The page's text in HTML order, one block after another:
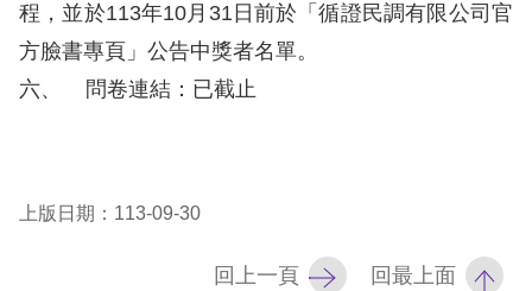
陳
情
申
權
程，並於113年10月31日前於「循證民調有限公司官
方臉書專頁」公告中獎者名單。
六、
問卷連結：已截止
上版日期：113-09-30
回上一頁 回最上面